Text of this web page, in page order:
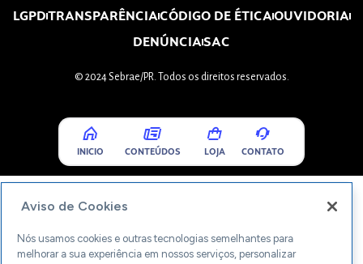
LGPDTRANSPARÊNCIACÓDIGO DE ÉTICAOUVIDORIA
DENÚNCIASAC
© 2024 Sebrae/PR. Todos os direitos reservados.
INICIO CONTEÚDOS LOJA CONTATO
Aviso de Cookies
Nós usamos cookies e outras tecnologias semelhantes para
melhorar a sua experiência em nossos serviços, personalizar